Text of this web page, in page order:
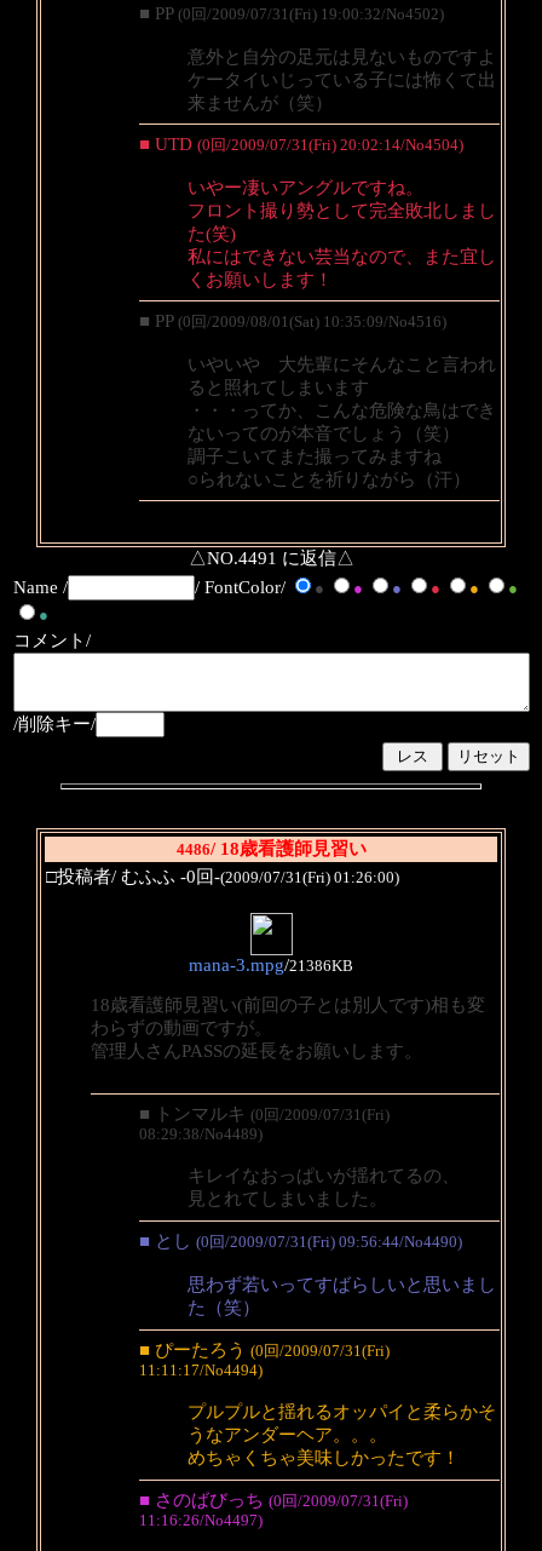
■ PP (0回/2009/07/31(Fri) 19:00:32/No4502)
意外と自分の足元は見ないものですよ
ケータイいじっている子には怖くて出
来ませんが（笑）
■ UTD (0回/2009/07/31(Fri) 20:02:14/No4504)
いやー凄いアングルですね。
フロント撮り勢として完全敗北しまし
た(笑)
私にはできない芸当なので、また宜し
くお願いします！
■ PP (0回/2009/08/01(Sat) 10:35:09/No4516)
いやいや 大先輩にそんなこと言われ
ると照れてしまいます
・・・ってか、こんな危険な鳥はでき
ないってのが本音でしょう（笑）
調子こいてまた撮ってみますね
○られないことを祈りながら（汗）
△NO.4491 に返信△
Name /
/ FontColor/ ● ● ● ● ●
●
●
コメント/
/削除キー/
4486/ 18歳看護師見習い
□投稿者/ むふふ -0回-(2009/07/31(Fri) 01:26:00)
mana-3.mpg/21386KB
18歳看護師見習い(前回の子とは別人です)相も変
わらずの動画ですが。
管理人さんPASSの延長をお願いします。
■ トンマルキ (0回/2009/07/31(Fri)
08:29:38/No4489)
キレイなおっぱいが揺れてるの、
見とれてしまいました。
■ とし (0回/2009/07/31(Fri) 09:56:44/No4490)
思わず若いってすばらしいと思いまし
た（笑）
■ ぴーたろう (0回/2009/07/31(Fri)
11:11:17/No4494)
プルプルと揺れるオッパイと柔らかそ
うなアンダーヘア。。。
めちゃくちゃ美味しかったです！
■ さのばびっち (0回/2009/07/31(Fri)
11:16:26/No4497)